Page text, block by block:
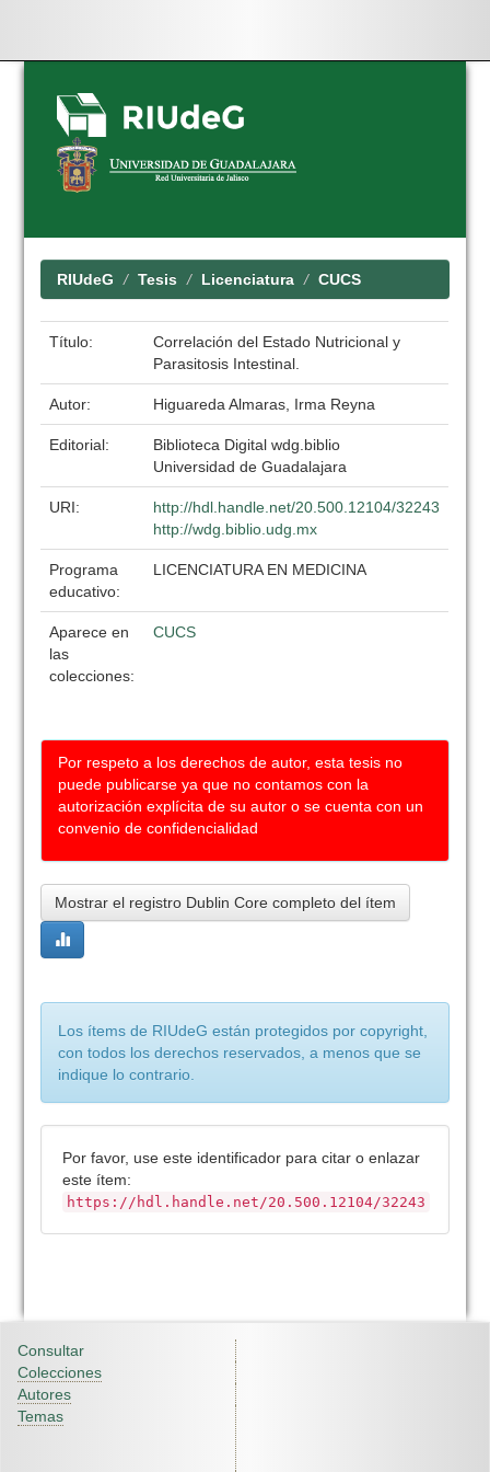
Skip
navigation
RIUdeG Tesis Licenciatura CUCS
Título:
Correlación del Estado Nutricional y
Parasitosis Intestinal.
Autor: Higuareda Almaras, Irma Reyna
Editorial:
Biblioteca Digital wdg.biblio
Universidad de Guadalajara
URI:
http://hdl.handle.net/20.500.12104/32243
http://wdg.biblio.udg.mx
Programa
educativo:
LICENCIATURA EN MEDICINA
Aparece en
las
colecciones:
CUCS
Por respeto a los derechos de autor, esta tesis no
puede publicarse ya que no contamos con la
autorización explícita de su autor o se cuenta con un
convenio de confidencialidad
Mostrar el registro Dublin Core completo del ítem
Los ítems de RIUdeG están protegidos por copyright,
con todos los derechos reservados, a menos que se
indique lo contrario.
Por favor, use este identificador para citar o enlazar
este ítem:
https://hdl.handle.net/20.500.12104/32243
Consultar
Colecciones
Autores
Temas